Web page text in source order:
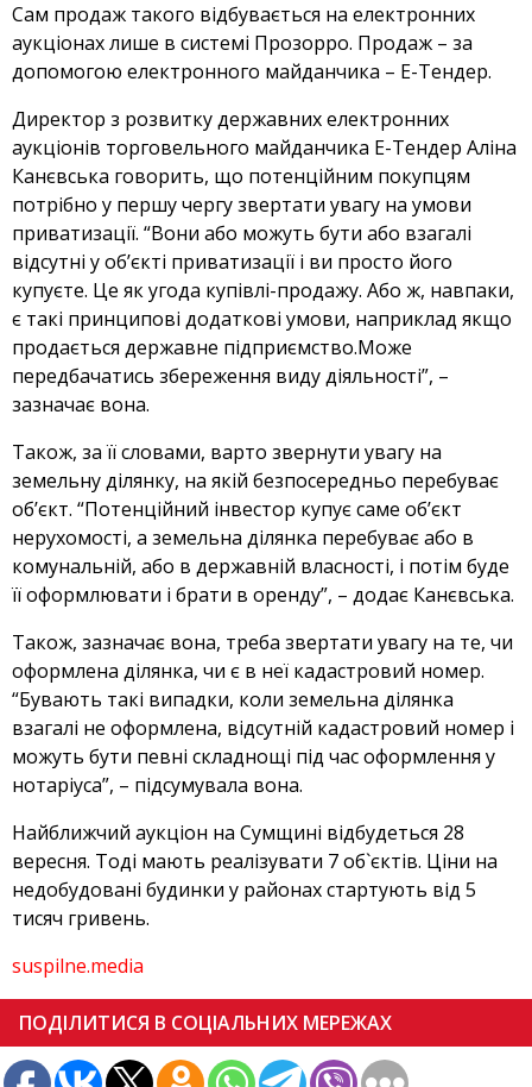
Сам продаж такого відбувається на електронних
аукціонах лише в системі Прозорро. Продаж – за
допомогою електронного майданчика – Е-Тендер.
Директор з розвитку державних електронних
аукціонів торговельного майданчика Е-Тендер Аліна
Канєвська говорить, що потенційним покупцям
потрібно у першу чергу звертати увагу на умови
приватизації. “Вони або можуть бути або взагалі
відсутні у об’єкті приватизації і ви просто його
купуєте. Це як угода купівлі-продажу. Або ж, навпаки,
є такі принципові додаткові умови, наприклад якщо
продається державне підприємство.Може
передбачатись збереження виду діяльності”, –
зазначає вона.
Також, за її словами, варто звернути увагу на
земельну ділянку, на якій безпосередньо перебуває
об’єкт. “Потенційний інвестор купує саме об’єкт
нерухомості, а земельна ділянка перебуває або в
комунальній, або в державній власності, і потім буде
її оформлювати і брати в оренду”, – додає Канєвська.
Також, зазначає вона, треба звертати увагу на те, чи
оформлена ділянка, чи є в неї кадастровий номер.
“Бувають такі випадки, коли земельна ділянка
взагалі не оформлена, відсутній кадастровий номер і
можуть бути певні складнощі під час оформлення у
нотаріуса”, – підсумувала вона.
Найближчий аукціон на Сумщині відбудеться 28
вересня. Тоді мають реалізувати 7 об`єктів. Ціни на
недобудовані будинки у районах стартують від 5
тисяч гривень.
suspilne.media
ПОДІЛИТИСЯ В СОЦІАЛЬНИХ МЕРЕЖАХ